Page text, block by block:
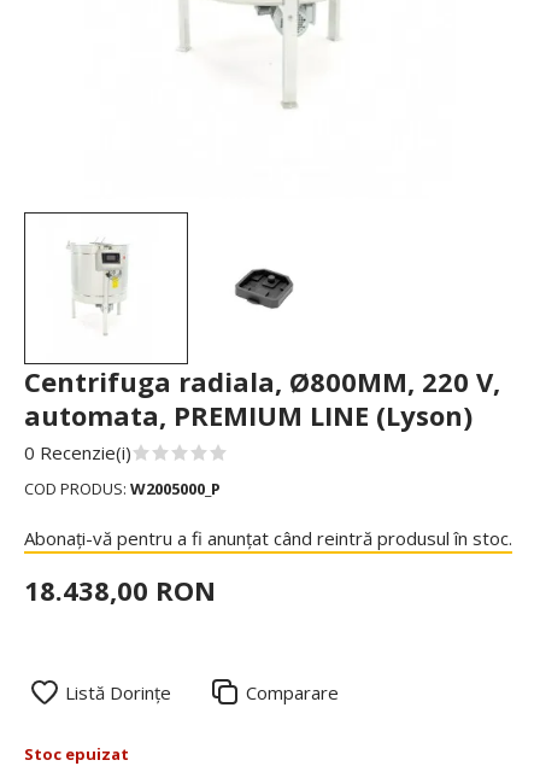
Centrifuga radiala, Ø800MM, 220 V,
automata, PREMIUM LINE (Lyson)
0 Recenzie(i)
COD PRODUS: W2005000_P
Abonați-vă pentru a fi anunțat când reintră produsul în stoc.
18.438,00 RON
Listă Dorințe Comparare
Stoc epuizat